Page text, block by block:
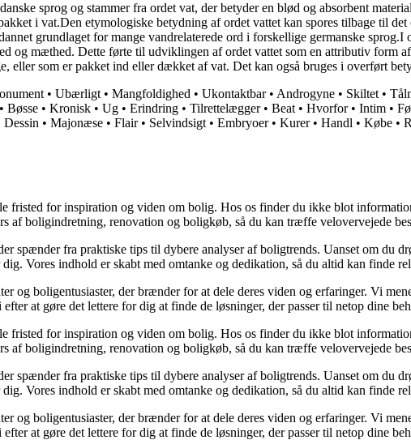
sprog og stammer fra ordet vat, der betyder en blød og absorbent
i vat.Den etymologiske betydning af ordet vattet kan spores tilbage til
grundlaget for mange vandrelaterede ord i forskellige germanske
og mæthed. Dette førte til udviklingen af ordet vattet som en attributiv
eller som er pakket ind eller dækket af vat. Det kan også bruges i overført
• Ubærligt • Mangfoldighed • Ukontaktbar• Androgyne • Skiltet •
• Bøsse • Kronisk • Ug • Erindring • Tilrettelægger• Beat • Hvorfor• Intim •
Dessin • Majonæse • Flair• Selvindsigt • Embryoer• Kurer• Handl • Købe •
fristed for inspiration og viden om bolig. Hos os finder du ikke blot
af boligindretning, renovation og boligkøb, så du kan træffe velovervejede
spænder fra praktiske tips til dybere analyser af boligtrends. Uanset om du
Vores indhold er skabt med omtanke og dedikation, så du altid kan finde
og boligentusiaster, der brænder for at dele deres viden og erfaringer. Vi
at gøre det lettere for dig at finde de løsninger, der passer til netop dine
fristed for inspiration og viden om bolig. Hos os finder du ikke blot
af boligindretning, renovation og boligkøb, så du kan træffe velovervejede
spænder fra praktiske tips til dybere analyser af boligtrends. Uanset om du
Vores indhold er skabt med omtanke og dedikation, så du altid kan finde
og boligentusiaster, der brænder for at dele deres viden og erfaringer. Vi
at gøre det lettere for dig at finde de løsninger, der passer til netop dine